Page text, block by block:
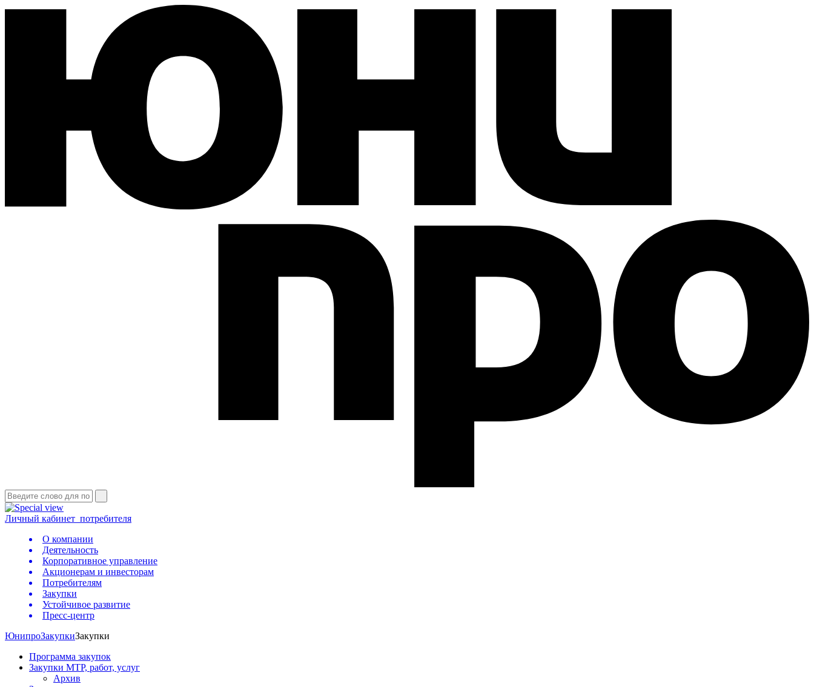
Личный кабинет потребителя
О компании
Деятельность
Корпоративное управление
Акционерам и инвесторам
Потребителям
Закупки
Устойчивое развитие
Пресс-центр
ЮнипроЗакупкиЗакупки
Программа закупок
Закупки МТР, работ, услуг
Архив